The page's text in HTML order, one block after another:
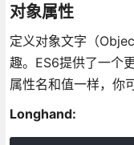
对象属性
定义对象文字（
趣。ES6提供了一个
属性名和值一样，你
Longhand: